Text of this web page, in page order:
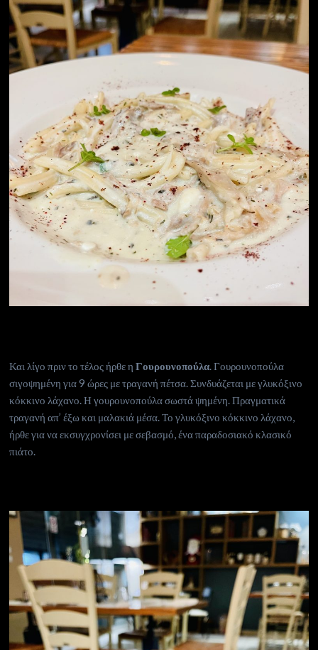
Και λίγο πριν το τέλος ήρθε ηΓουρουνοπούλα. Γουρουνοπούλα
σιγοψημένη για 9 ώρες με τραγανή πέτσα. Συνδυάζεται με γλυκόξινο
κόκκινο λάχανο. Η γουρουνοπούλα σωστά ψημένη. Πραγματικά
τραγανή απ’ έξω και μαλακιά μέσα. Το γλυκόξινο κόκκινο λάχανο,
ήρθε για να εκσυγχρονίσει με σεβασμό, ένα παραδοσιακό κλασικό
πιάτο.